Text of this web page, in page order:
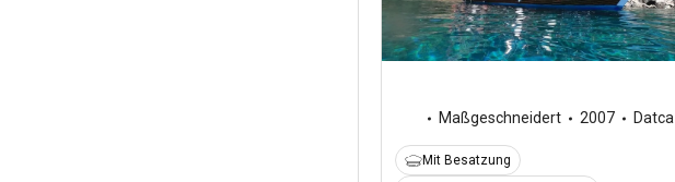
Maßgeschneidert 2007 Datca
Mit Besatzung